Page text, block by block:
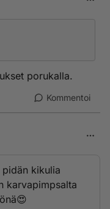
porukalla.
Kommentoi
pidän kikulia
karvapimpsalta